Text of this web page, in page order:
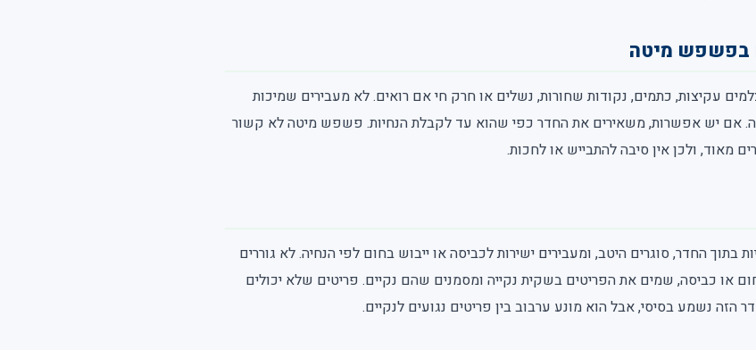
בפשפש מיטה
עקיצות, כתמים, נקודות שחורות, נשלים או חרק חי אם רואים. לא מעבירים שמיכות
אם יש אפשרות, משאירים את החדר כפי שהוא עד לקבלת הנחיות. פשפש מיטה לא קשור
מאוד, ולכן אין סיבה להתבייש או לחכות.
החדר, סוגרים היטב, ומעבירים ישירות לכביסה או ייבוש בחום לפי הנחיה. לא גוררים
או כביסה, שמים את הפריטים בשקית נקייה ומסמנים שהם נקיים. פריטים שלא יכולים
הזה נשמע בסיסי, אבל הוא מונע ערבוב בין פריטים נגועים לנקיים.